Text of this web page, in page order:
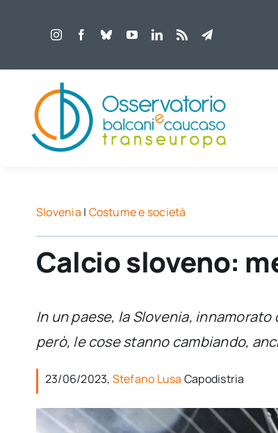
Slovenia | Costume e società
Calcio sloveno:
In un paese, la Slovenia,
però, le cose stanno cambiando,
23/06/2023, Stefano Lusa Capodistria